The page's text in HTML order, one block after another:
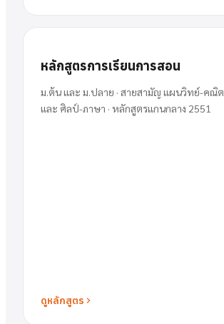
หลักสูตรการเรียนการสอน
ม.ต้น และ ม.ปลาย · สายสามัญ แผนวิทย์-คณิต
และ ศิลป์-ภาษา · หลักสูตรแกนกลาง 2551
ดูหลักสูตร